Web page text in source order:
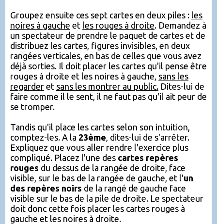
Groupez ensuite ces sept cartes en deux piles : les
noires à gauche et les rouges à droite. Demandez à
un spectateur de prendre le paquet de cartes et de
distribuez les cartes, figures invisibles, en deux
rangées verticales, en bas de celles que vous avez
déjà sorties. Il doit placer les cartes qu'il pense être
rouges à droite et les noires à gauche, sans les
regarder et sans les montrer au public. Dites-lui de
faire comme il le sent, il ne faut pas qu'il ait peur de
se tromper.
Tandis qu'il place les cartes selon son intuition,
comptez-les. A la 23ème , dites-lui de s'arrêter.
Expliquez que vous aller rendre l'exercice plus
compliqué. Placez l'une des cartes repères
rouges du dessus de la rangée de droite, face
visible, sur le bas de la rangée de gauche, et l'un
des repères noirs de la rangé de gauche face
visible sur le bas de la pile de droite. Le spectateur
doit donc cette fois placer les cartes rouges à
gauche et les noires à droite.